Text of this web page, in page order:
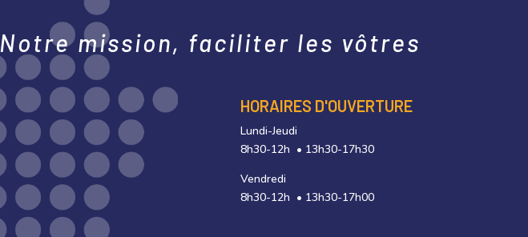
Notre mission, faciliter les vôtres
HORAIRES D'OUVERTURE
Lundi-Jeudi
8h30-12h • 13h30-17h30
Vendredi
8h30-12h • 13h30-17h00